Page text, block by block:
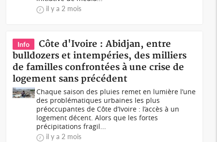
il y a 2 mois
Info
Côte d'Ivoire : Abidjan, entre
bulldozers et intempéries, des milliers
de familles confrontées à une crise de
logement sans précédent
Chaque saison des pluies remet en lumière l’une
des problématiques urbaines les plus
préoccupantes de Côte d’Ivoire : l’accès à un
logement décent. Alors que les fortes
précipitations fragil...
il y a 2 mois